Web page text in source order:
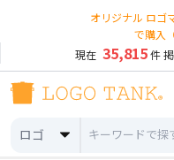
オリジナル ロゴ
で購入
現在 35,815件
ロゴ